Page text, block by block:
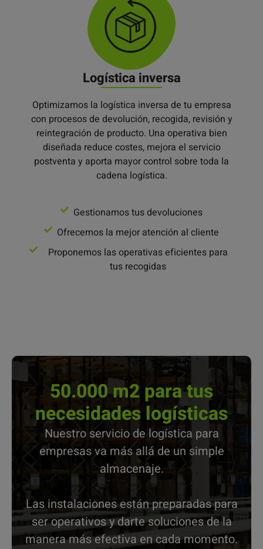
Logística inversa
Optimizamos la logística inversa de tu empresa
con procesos de devolución, recogida, revisión y
reintegración de producto. Una operativa bien
diseñada reduce costes, mejora el servicio
postventa y aporta mayor control sobre toda la
cadena logística.
Gestionamos tus devoluciones
Ofrecemos la mejor atención al cliente
Proponemos las operativas eficientes para
tus recogidas
50.000 m2 para tus
necesidades logísticas
Nuestro servicio de logística para
empresas va más allá de un simple
almacenaje.
Las instalaciones están preparadas para
ser operativos y darte soluciones de la
manera más efectiva en cada momento.